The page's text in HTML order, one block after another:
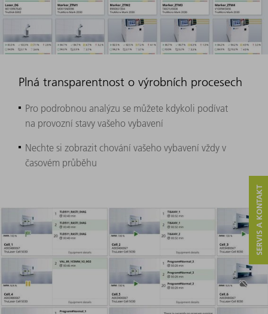
Plná transparentnost o výrobních procesech
Pro podrobnou analýzu se můžete kdykoli podívat
na provozní stavy vašeho vybavení
Nechte si zobrazit chování vašeho vybavení vždy v
časovém průběhu ​
SERVIS A KONTAKT